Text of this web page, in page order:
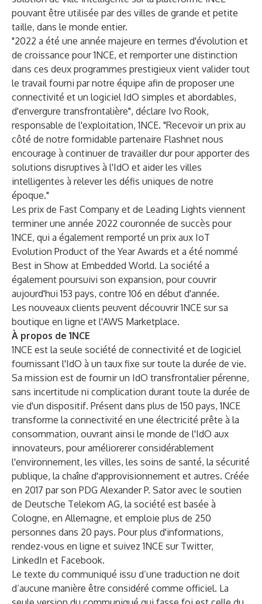
pouvant être utilisée par des villes de grande et petite
taille, dans le monde entier.
"2022 a été une année majeure en termes d'évolution et
de croissance pour 1NCE, et remporter une distinction
dans ces deux programmes prestigieux vient valider tout
le travail fourni par notre équipe afin de proposer une
connectivité et un logiciel IdO simples et abordables,
d'envergure transfrontalière", déclare Ivo Rook,
responsable de l'exploitation, 1NCE. "Recevoir un prix au
côté de notre formidable partenaire Flashnet nous
encourage à continuer de travailler dur pour apporter des
solutions disruptives à l'IdO et aider les villes
intelligentes à relever les défis uniques de notre
époque."
Les prix de Fast Company et de Leading Lights viennent
terminer une année 2022 couronnée de succès pour
1NCE, qui a également remporté un prix aux IoT
Evolution Product of the Year Awards et a été nommé
Best in Show at Embedded World. La société a
également poursuivi son expansion, pour couvrir
aujourd'hui 153 pays, contre 106 en début d'année.
Les nouveaux clients peuvent découvrir 1NCE sur sa
boutique en ligne et l'AWS Marketplace.
À propos de 1NCE
1NCE est la seule société de connectivité et de logiciel
fournissant l'IdO à un taux fixe sur toute la durée de vie.
Sa mission est de fournir un IdO transfrontalier pérenne,
sans incertitude ni complication durant toute la durée de
vie d'un dispositif. Présent dans plus de 150 pays, 1NCE
transforme la connectivité en une électricité prête à la
consommation, ouvrant ainsi le monde de l'IdO aux
innovateurs, pour améliorerer considérablement
l'environnement, les villes, les soins de santé, la sécurité
publique, la chaîne d'approvisionnement et autres. Créée
en 2017 par son PDG Alexander P. Sator avec le soutien
de Deutsche Telekom AG, la société est basée à
Cologne, en Allemagne, et emploie plus de 250
personnes dans 20 pays. Pour plus d'informations,
rendez-vous en ligne et suivez 1NCE sur Twitter,
LinkedIn et Facebook.
Le texte du communiqué issu d’une traduction ne doit
d’aucune manière être considéré comme officiel. La